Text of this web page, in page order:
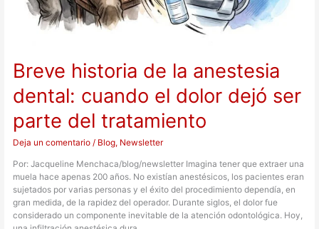
Breve historia de la anestesia
dental: cuando el dolor dejó ser
parte del tratamiento
Deja un comentario / Blog, Newsletter
Por: Jacqueline Menchaca/blog/newsletter Imagina tener que extraer una
muela hace apenas 200 años. No existían anestésicos, los pacientes eran
sujetados por varias personas y el éxito del procedimiento dependía, en
gran medida, de la rapidez del operador. Durante siglos, el dolor fue
considerado un componente inevitable de la atención odontológica. Hoy,